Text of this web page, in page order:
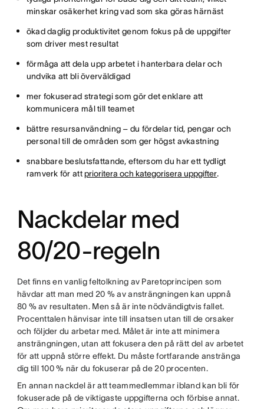
minskar osäkerhet kring vad som ska göras härnäst
ökad daglig produktivitet genom fokus på de uppgifter
som driver mest resultat
förmåga att dela upp arbetet i hanterbara delar och
undvika att bli överväldigad
mer fokuserad strategi som gör det enklare att
kommunicera mål till teamet
bättre resursanvändning – du fördelar tid, pengar och
personal till de områden som ger högst avkastning
snabbare beslutsfattande, eftersom du har ett tydligt
ramverk för attprioritera och kategorisera uppgifter.
Nackdelar med
80/20-regeln
Det finns en vanlig feltolkning av Paretoprincipen som
hävdar att man med 20 % av ansträngningen kan uppnå
80 % av resultaten. Men så är inte nödvändigtvis fallet.
Procenttalen hänvisar inte till insatsen utan till de orsaker
och följder du arbetar med. Målet är inte att minimera
ansträngningen, utan att fokusera den på rätt del av arbetet
för att uppnå större effekt. Du måste fortfarande anstränga
dig till 100 % när du fokuserar på de 20 procenten.
En annan nackdel är att teammedlemmar ibland kan bli för
fokuserade på de viktigaste uppgifterna och förbise annat.